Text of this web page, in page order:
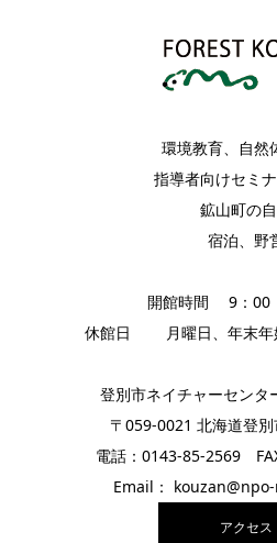
環境教育、自然
指導者向けセミ
鉱山町の
宿泊、野
開館時間 9：00
休館日 月曜日、年末年
登別市ネイチャーセンタ
〒059-0021 北海道登
電話：0143-85-2569
Email：
アクセス